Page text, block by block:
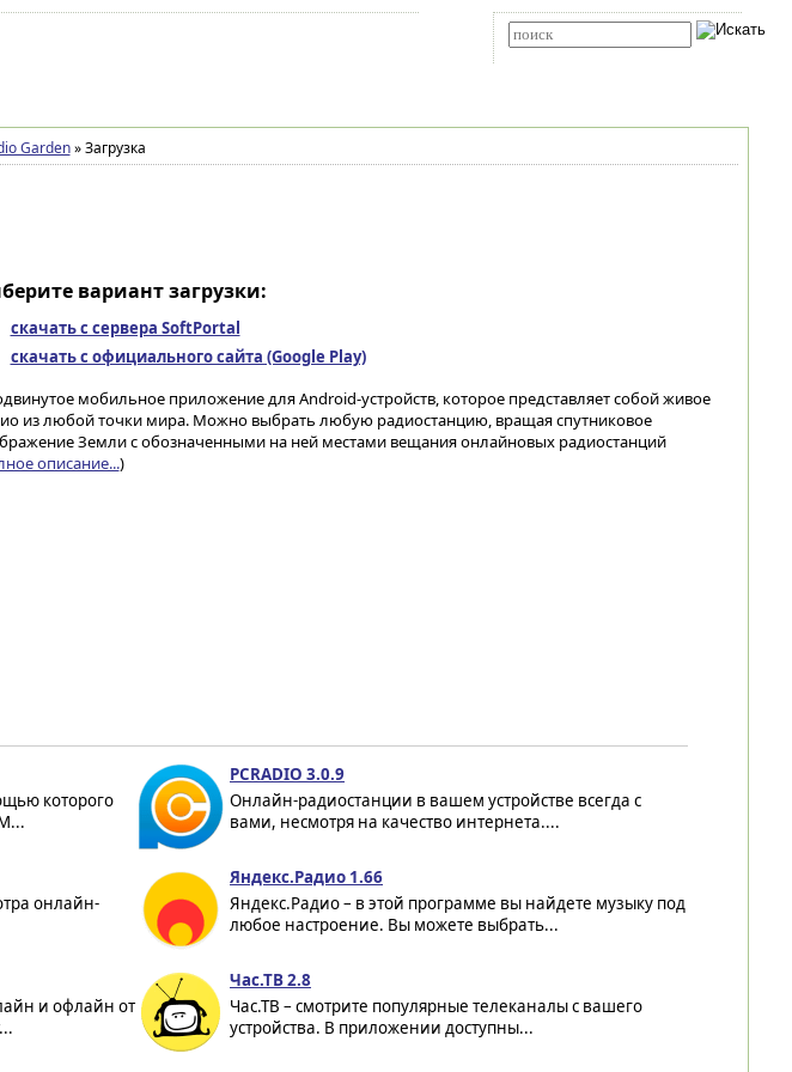
Garden »Загрузка
вариант загрузки:
скачать с сервера SoftPortal
скачать с официального сайта (Google Play)
мобильное приложение для Android-устройств, которое представляет собой живое
из любой точки мира. Можно выбрать любую радиостанцию, вращая спутниковое
Земли с обозначенными на ней местами вещания онлайновых радиостанций
описание...)
которого
PCRADIO 3.0.9
Онлайн-радиостанции в вашем устройстве всегда с
вами, несмотря на качество интернета....
онлайн-
Яндекс.Радио 1.66
Яндекс.Радио – в этой программе вы найдете музыку под
любое настроение. Вы можете выбрать...
и офлайн от
Час.ТВ 2.8
Час.ТВ – смотрите популярные телеканалы с вашего
устройства. В приложении доступны...